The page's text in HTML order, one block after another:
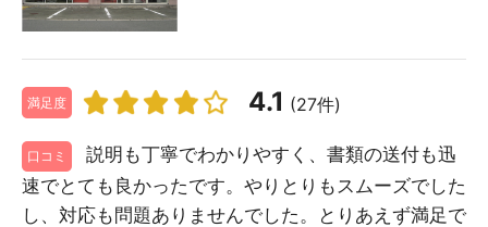
満足度 4.1 (27件)
口コミ
説明も丁寧でわかりやすく、書類の送付も迅
速でとても良かったです。やりとりもスムーズでした
し、対応も問題ありませんでした。とりあえず満足で